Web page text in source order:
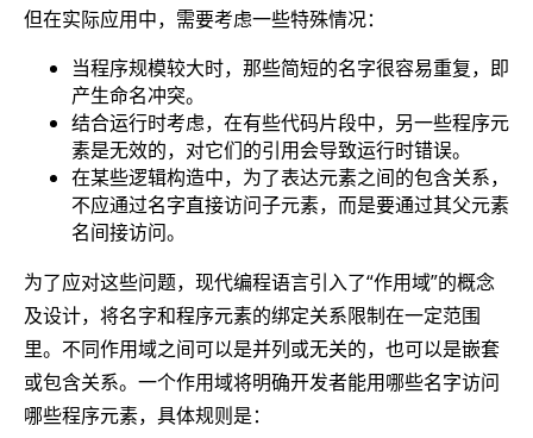
但在实际应用中，需要考虑一些特殊情况：
当程序规模较大时，那些简短的名字很容易重复，即
产生命名冲突。
结合运行时考虑，在有些代码片段中，另一些程序元
素是无效的，对它们的引用会导致运行时错误。
在某些逻辑构造中，为了表达元素之间的包含关系，
不应通过名字直接访问子元素，而是要通过其父元素
名间接访问。
为了应对这些问题，现代编程语言引入了“作用域”的概念
及设计，将名字和程序元素的绑定关系限制在一定范围
里。不同作用域之间可以是并列或无关的，也可以是嵌套
或包含关系。一个作用域将明确开发者能用哪些名字访问
哪些程序元素，具体规则是：